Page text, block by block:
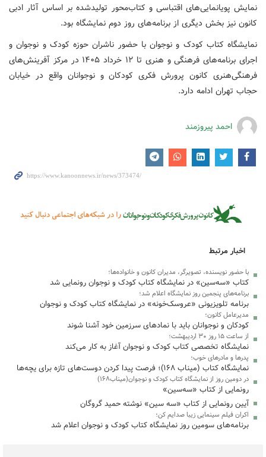
نمایش پویانمایی‌های اقتباسی و کتاب‌محور تولیدشده بر اساس آثار ادبی
کانون نیز بخش دیگری از برنامه‌های روز دوم نمایشگاه بود.
نمایشگاه کتاب کودک و نوجوان با حضور ناشران حوزه کودک و نوجوان و
اجرای برنامه‌های فرهنگی و هنری تا ۱۲ خرداد ۱۴۰۵ در مرکز آفرینش‌های
فرهنگی‌هنری کانون پرورش فکری کودکان و نوجوانان واقع در خیابان
حجاب تهران ادامه دارد.
احمد پیروزمند
اخبار مرتبط
با حضور نویسنده، تصویرگر، مدیران کانون و خانواده‌ها؛
کتاب «سه‌سین» در نمایشگاه کتاب کودک و نوجوان رونمایی شد
برنامه‌های پنجمین روز نمایشگاه اعلام شد؛
برنامه تلویزیونی «عروسک‌خونه» در نمایشگاه کتاب کودک و نوجوان
مدیرعامل کانون؛
کودکان و نوجوانان باید با نمادهای سرزمین خود آشنا شوند
از ساعت ۱۵ روز ۳۰ اردیبهشت؛
نمایشگاه تخصصی کتاب کودک و نوجوان آغاز به کار می‌کند
پدرها و مادرهای خوب؛
نمایشگاه کتاب (میناب ۱۶۸)؛ فرصت پیدا کردن دوست‌های تازه برای یچه‌ها
در دومین روز از نمایشگاه کتاب کودک و نوجوان(میناب۱۶۸)
رونمایی از کتاب «سه‌سین»
آیین رونمایی از کتاب «سه سین» نوشته حمید گروگان
اکران فیلم سینمایی زیبا صدایم کن؛
برنامه‌های سومین روز نمایشگاه کتاب کودک و نوجوان اعلام شد